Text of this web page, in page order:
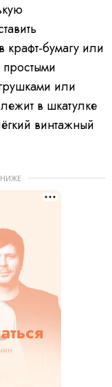
или
простыми
или
в шкатулке
винтажный